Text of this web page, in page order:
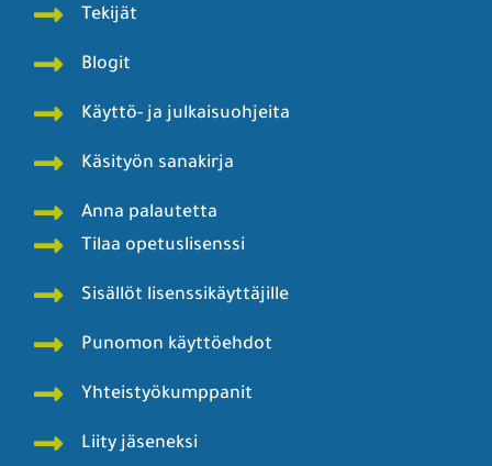
Tekijät
Blogit
Käyttö- ja julkaisuohjeita
Käsityön sanakirja
Anna palautetta
Tilaa opetuslisenssi
Sisällöt lisenssikäyttäjille
Punomon käyttöehdot
Yhteistyökumppanit
Liity jäseneksi